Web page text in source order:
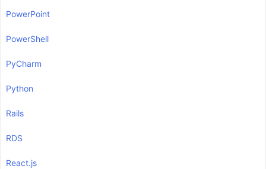
PowerPoint
PowerShell
PyCharm
Python
Rails
RDS
React.js